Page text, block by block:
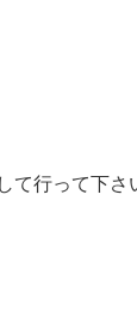
て行って下さ